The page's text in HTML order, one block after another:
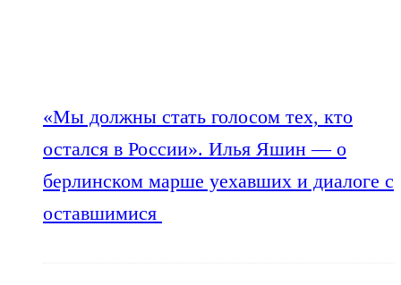
«Мы должны стать голосом тех, кто
остался в России». Илья Яшин — о
берлинском марше уехавших и диалоге с
оставшимися